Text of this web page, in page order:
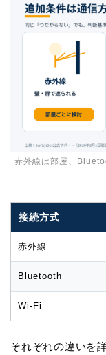
赤外線は部屋、
接続方式
赤外線
Bluetooth
Wi-Fi
それぞれの違いを